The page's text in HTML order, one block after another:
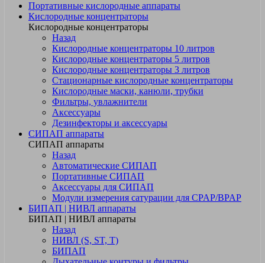
Портативные кислородные аппараты
Кислородные концентраторы
Кислородные концентраторы
Назад
Кислородные концентраторы 10 литров
Кислородные концентраторы 5 литров
Кислородные концентраторы 3 литров
Стационарные кислородные концентраторы
Кислородные маски, канюли, трубки
Фильтры, увлажнители
Аксессуары
Дезинфекторы и аксессуары
СИПАП аппараты
СИПАП аппараты
Назад
Автоматические СИПАП
Портативные СИПАП
Аксессуары для СИПАП
Модули измерения сатурации для CPAP/BPAP
БИПАП | НИВЛ аппараты
БИПАП | НИВЛ аппараты
Назад
НИВЛ (S, ST, T)
БИПАП